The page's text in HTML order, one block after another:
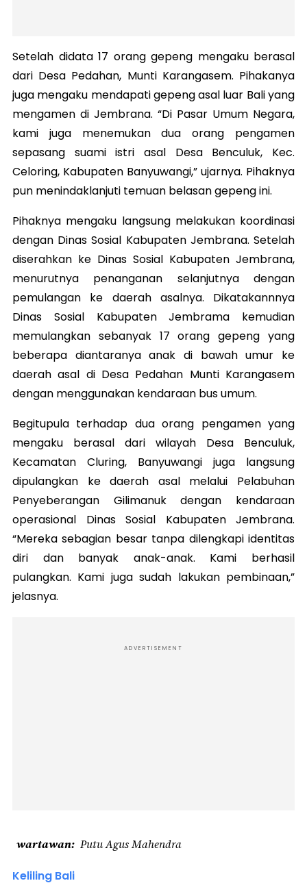
Setelah didata 17 orang gepeng mengaku berasal
dari Desa Pedahan, Munti Karangasem. Pihakanya
juga mengaku mendapati gepeng asal luar Bali yang
mengamen di Jembrana. “Di Pasar Umum Negara,
kami juga menemukan dua orang pengamen
sepasang suami istri asal Desa Benculuk, Kec.
Celoring, Kabupaten Banyuwangi,” ujarnya. Pihaknya
pun menindaklanjuti temuan belasan gepeng ini.
Pihaknya mengaku langsung melakukan koordinasi
dengan Dinas Sosial Kabupaten Jembrana. Setelah
diserahkan ke Dinas Sosial Kabupaten Jembrana,
menurutnya penanganan selanjutnya dengan
pemulangan ke daerah asalnya. Dikatakannnya
Dinas Sosial Kabupaten Jembrama kemudian
memulangkan sebanyak 17 orang gepeng yang
beberapa diantaranya anak di bawah umur ke
daerah asal di Desa Pedahan Munti Karangasem
dengan menggunakan kendaraan bus umum.
Begitupula terhadap dua orang pengamen yang
mengaku berasal dari wilayah Desa Benculuk,
Kecamatan Cluring, Banyuwangi juga langsung
dipulangkan ke daerah asal melalui Pelabuhan
Penyeberangan Gilimanuk dengan kendaraan
operasional Dinas Sosial Kabupaten Jembrana.
“Mereka sebagian besar tanpa dilengkapi identitas
diri dan banyak anak-anak. Kami berhasil
pulangkan. Kami juga sudah lakukan pembinaan,”
jelasnya.
ADVERTISEMENT
wartawan Putu Agus Mahendra
Keliling Bali